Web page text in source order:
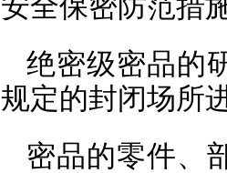
绝密级密品的
规定的封闭场所
密品的零件、